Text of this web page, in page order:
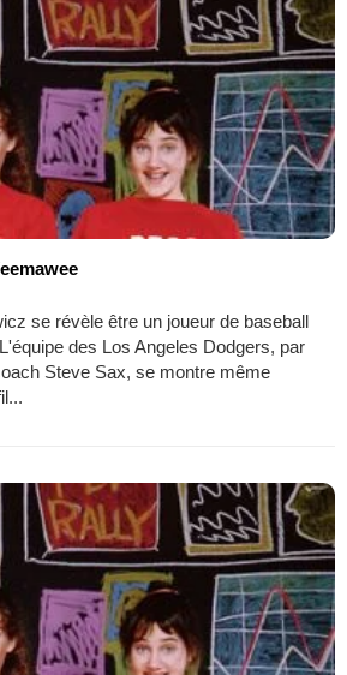
se révèle être un joueur de baseball
des Los Angeles Dodgers, par
Steve Sax, se montre même